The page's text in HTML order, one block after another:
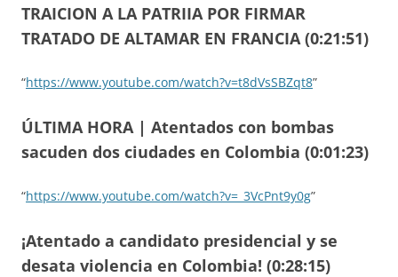
TRAICION A LA PATRIIA POR FIRMAR
TRATADO DE ALTAMAR EN FRANCIA (0:21:51)
“https://www.youtube.com/watch?v=t8dVsSBZqt8”
ÚLTIMA HORA | Atentados con bombas
sacuden dos ciudades en Colombia (0:01:23)
“https://www.youtube.com/watch?v=_3VcPnt9y0g”
¡Atentado a candidato presidencial y se
desata violencia en Colombia! (0:28:15)